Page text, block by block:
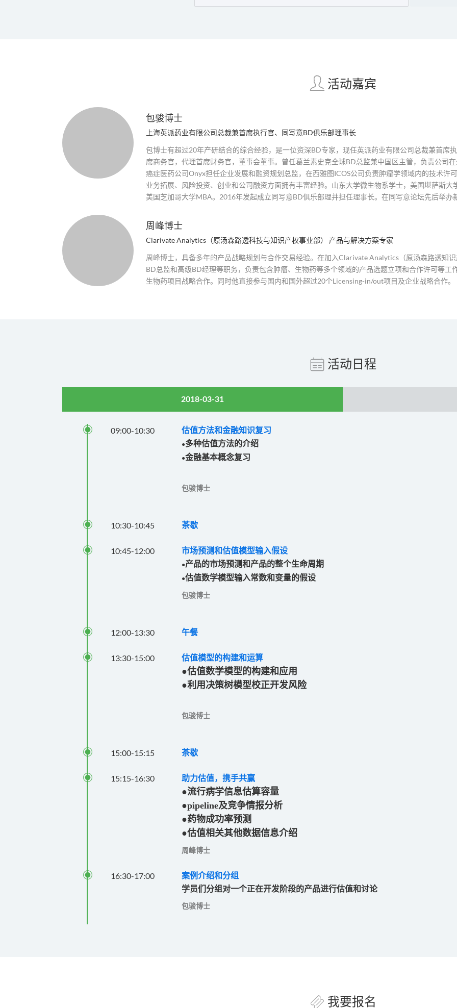
活动嘉宾
包骏博士
上海英派药业有限公司总裁兼首席执行官、同写意BD俱乐部理事长
包博士有超过20年产研结合的综合经验，是一位资深BD专家，现任英派药业有限公司总裁兼首席
席商务官，代理首席财务官，董事会董事。曾任葛兰素史克全球BD总监兼中国区主管，负责公司
癌症医药公司Onyx担任企业发展和融资规划总监，在西雅图ICOS公司负责肿瘤学领域内的技术许
业务拓展、风险投资、创业和公司融资方面拥有丰富经验。山东大学微生物系学士，美国堪萨斯
美国芝加哥大学MBA。2016年发起成立同写意BD俱乐部理并担任理事长。在同写意论坛先后举
周峰博士
Clarivate Analytics（原汤森路透科技与知识产权事业部） 产品与解决方案专家
周峰博士，具备多年的产品战略规划与合作交易经验。在加入Clarivate Analytics（原汤森路透知
BD总监和高级BD经理等职务，负责包含肿瘤、生物药等多个领域的产品选题立项和合作许可等
生物药项目战略合作。同时他直接参与国内和国外超过20个Licensing-in/out项目及企业战略合作。
活动日程
2018-03-31
09:00-10:30
 估值方法和金融知识复习
●多种估值方法的介绍
●金融基本概念复习
包骏博士
10:30-10:45
 茶歇
10:45-12:00
 市场预测和估值模型输入假设
●产品的市场预测和产品的整个生命周期
●估值数学模型输入常数和变量的假设
包骏博士
12:00-13:30
 午餐
13:30-15:00
 估值模型的构建和运算
●估值数学模型的构建和应用
●利用决策树模型校正开发风险
包骏博士
15:00-15:15
 茶歇
15:15-16:30
 助力估值，携手共赢
●流行病学信息估算容量
●pipeline及竞争情报分析
●药物成功率预测
●估值相关其他数据信息介绍
周峰博士
16:30-17:00

案例介绍和分组
学员们分组对一个正在开发阶段的产品进行估值和讨论
包骏博士
我要报名